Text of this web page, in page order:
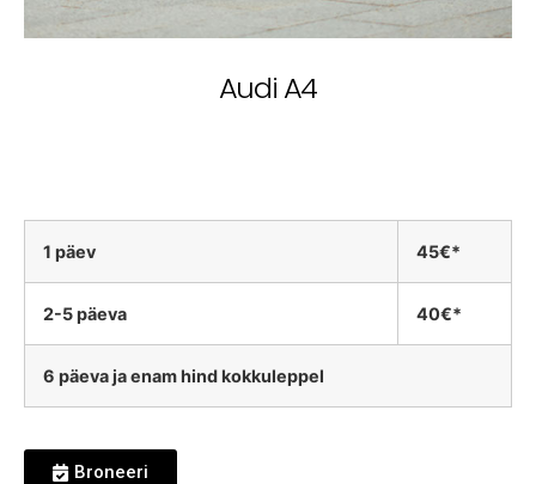
Audi A4
1 päev 45€*
2-5 päeva 40€*
6 päeva ja enam hind kokkuleppel
Broneeri